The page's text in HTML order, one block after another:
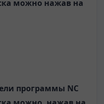
можно нажав на
программы NC